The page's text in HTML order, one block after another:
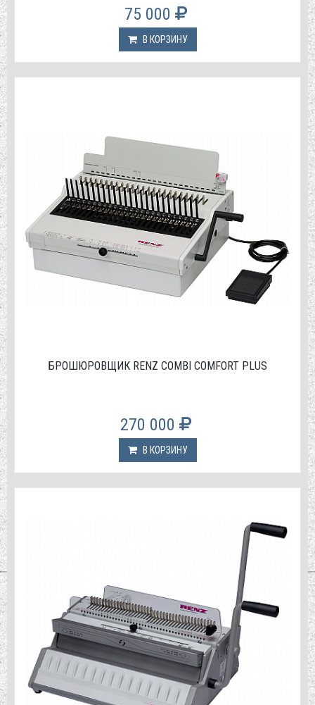
75 000
В КОРЗИНУ
БРОШЮРОВЩИК RENZ COMBI COMFORT PLUS
270 000
В КОРЗИНУ